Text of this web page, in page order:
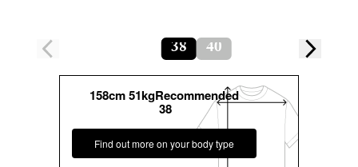
38 40
158cm 51kgRecommended
38
Find out more on your body type